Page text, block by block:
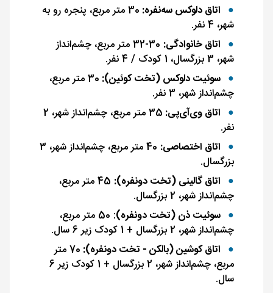
اتاق دلوکس سه‌نفره:
30 متر مربع، پنجره رو به
شهر، 4 نفر.
اتاق خانوادگی:
30-32 متر مربع، چشم‌انداز
شهر، 3 بزرگسال، 1 کودک / 4 نفر.
سوئیت دلوکس (تخت کوئین):
30 متر مربع،
چشم‌انداز شهر، 3 نفر.
اتاق وی‌آی‌پی:
35 متر مربع، چشم‌انداز شهر، 2
نفر.
اتاق اختصاصی:
40 متر مربع، چشم‌انداز شهر، 3
بزرگسال.
اتاق گالینی (تخت دونفره):
45 متر مربع،
چشم‌انداز شهر، 2 بزرگسال.
سوئیت ذن (تخت دونفره)
: 50 متر مربع،
چشم‌انداز شهر، 2 بزرگسال + 1 کودک زیر 6 سال.
اتاق کوشین (بالکن - تخت دونفره):
70 متر
مربع، چشم‌انداز شهر، 2 بزرگسال + 1 کودک زیر 6
سال.